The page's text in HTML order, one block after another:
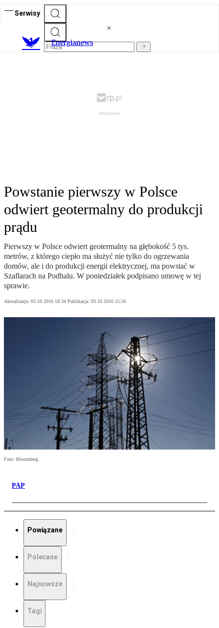
Serwisy
Energianews
Powstanie pierwszy w Polsce
odwiert geotermalny do produkcji
prądu
Pierwszy w Polsce odwiert geotermalny na głębokość 5 tys.
metrów, z którego ciepło ma służyć nie tylko do ogrzewania
domów, ale i do produkcji energii elektrycznej, ma powstać w
Szaflarach na Podhalu. W poniedziałek podpisano umowę w tej
sprawie.
Aktualizacja: 03.10.2016 18:34 Publikacja: 03.10.2016 15:56
Foto: Bloomberg
PAP
Powiązane
Polecane
Najnowsze
Tagi